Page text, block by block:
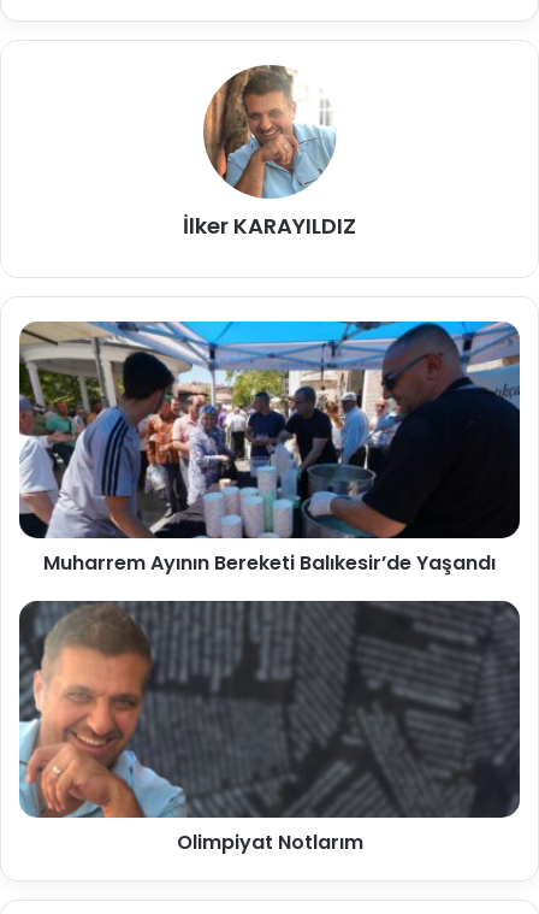
İlker KARAYILDIZ
Muharrem Ayının Bereketi Balıkesir’de Yaşandı
Olimpiyat Notlarım